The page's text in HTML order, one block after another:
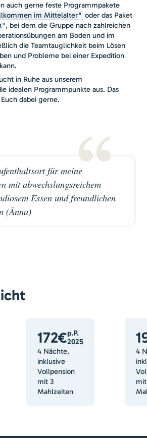
auch gerne feste Programmpakete
im Mittelalter" oder das Paket
“, bei dem die Gruppe nach zahlreichen
am Boden und im
die Teamtauglichkeit beim Lösen
und Probleme bei einer Expedition
in Ruhe aus unserem
idealen Programmpunkte aus. Das
dabei gerne.
für meine
mit abwechslungsreichem
Essen und freundlichen
(Änna)
172€p.P.
2025
4 Nächte,
inklusive
Vollpension
mit 3
Mahlzeiten
4